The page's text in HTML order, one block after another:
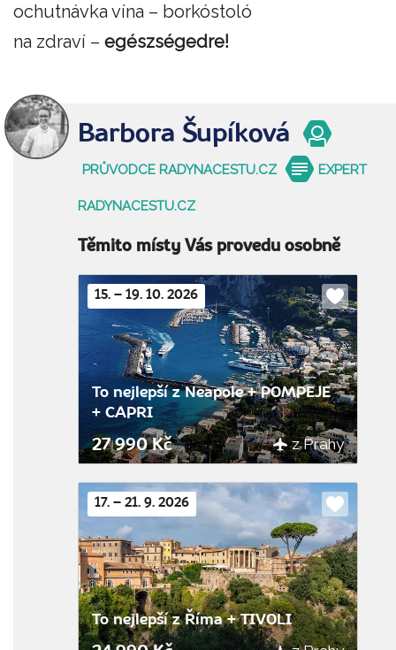
ochutnávka vína – borkóstoló
na zdraví – egészségedre!
Barbora Šupíková
PRŮVODCE RADYNACESTU.CZ EXPERT
RADYNACESTU.CZ
Těmito místy Vás provedu osobně
15. – 19. 10. 2026
Do
oblíbených
To nejlepší z Neapole + POMPEJE
+ CAPRI
27 990 Kč z Prahy
17. – 21. 9. 2026
Do
oblíbených
To nejlepší z Říma + TIVOLI